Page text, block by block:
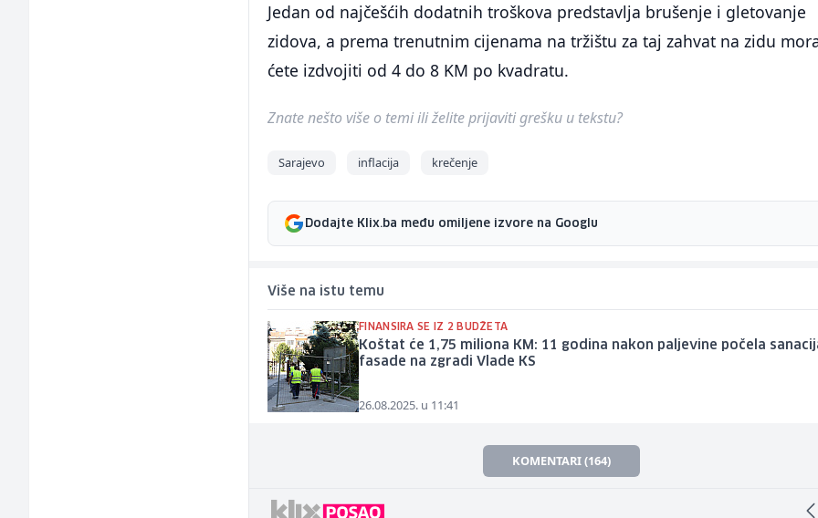
Jedan od najčešćih dodatnih troškova predstavlja brušenje i gletovanje
zidova, a prema trenutnim cijenama na tržištu za taj zahvat na zidu
ćete izdvojiti od 4 do 8 KM po kvadratu.
Znate nešto više o temi ili želite prijaviti grešku u tekstu?
Sarajevo inflacija krečenje
Dodajte Klix.ba među omiljene izvore na Googlu
Više na istu temu
FINANSIRA SE IZ 2 BUDŽETA
Koštat će 1,75 miliona KM: 11 godina nakon paljevine počela
fasade na zgradi Vlade KS
26.08.2025. u 11:41
KOMENTARI (164)